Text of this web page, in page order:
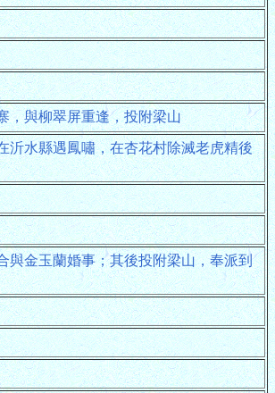
，與柳翠屏重逢，投附梁山
沂水縣遇鳳嘯，在杏花村除滅老虎精後
與金玉蘭婚事；其後投附梁山，奉派到